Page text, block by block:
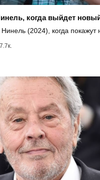
когда выйдет
(2024), когда покажут
7.7к.